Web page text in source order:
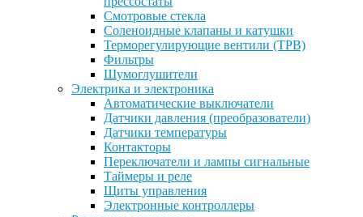
Смотровые стекла
Соленоидные клапаны и катушки
Терморегулирующие вентили (ТРВ)
Фильтры
Шумоглушители
Электрика и электроника
Автоматические выключатели
Датчики давления (преобразователи)
Датчики температуры
Контакторы
Переключатели и лампы сигнальные
Таймеры и реле
Щиты управления
Электронные контроллеры